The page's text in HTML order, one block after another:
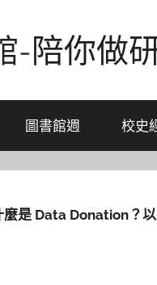
-陪你做
圖書館週 校史
麼是 Data Donation？